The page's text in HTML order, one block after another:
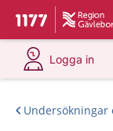
Till startsidan för
Du har
Logga in
på 1177.se
Undersökningar